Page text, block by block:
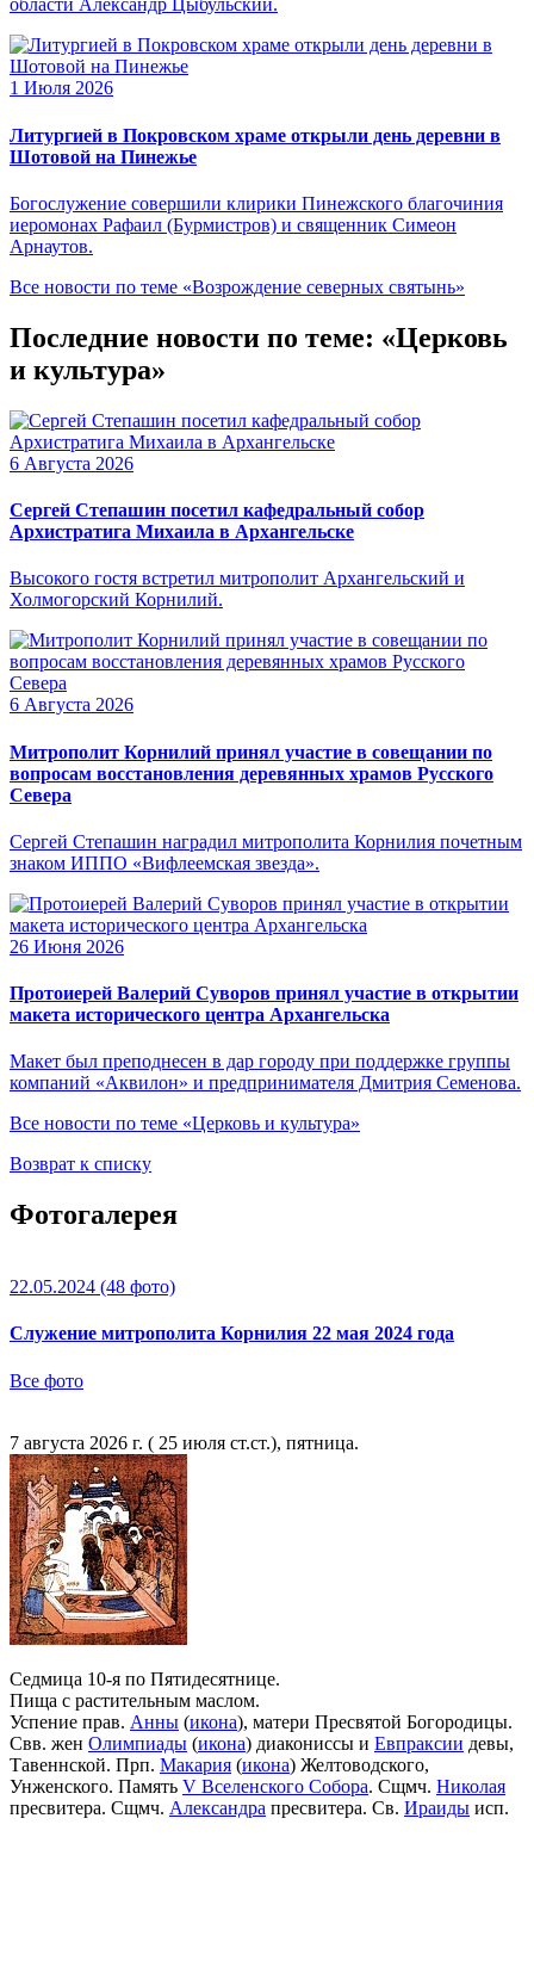
области Александр Цыбульский.
1 Июля 2026
Литургией в Покровском храме открыли день деревни в
Шотовой на Пинежье
Богослужение совершили клирики Пинежского благочиния
иеромонах Рафаил (Бурмистров) и священник Симеон
Арнаутов.
Все новости по теме «Возрождение северных святынь»
Последние новости по теме: «Церковь
и культура»
6 Августа 2026
Сергей Степашин посетил кафедральный собор
Архистратига Михаила в Архангельске
Высокого гостя встретил митрополит Архангельский и
Холмогорский Корнилий.
6 Августа 2026
Митрополит Корнилий принял участие в совещании по
вопросам восстановления деревянных храмов Русского
Севера
Сергей Степашин наградил митрополита Корнилия почетным
знаком ИППО «Вифлеемская звезда».
26 Июня 2026
Протоиерей Валерий Суворов принял участие в открытии
макета исторического центра Архангельска
Макет был преподнесен в дар городу при поддержке группы
компаний «Аквилон» и предпринимателя Дмитрия Семенова.
Все новости по теме «Церковь и культура»
Возврат к списку
Фотогалерея
22.05.2024 (48 фото)
Служение митрополита Корнилия 22 мая 2024 года
Все фото
7 августа 2026 г. ( 25 июля ст.ст.), пятница.
Седмица 10-я по Пятидесятнице.
Пища с растительным маслом.
Успение прав. Анны (икона), матери Пресвятой Богородицы.
Свв. жен Олимпиады (икона) диакониссы и Евпраксии девы,
Тавеннской. Прп. Макария (икона) Желтоводского,
Унженского. Память V Вселенского Собора. Сщмч. Николая
пресвитера. Сщмч. Александра пресвитера. Св. Ираиды исп.